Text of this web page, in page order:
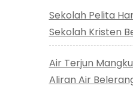
Sekolah Pelita
Sekolah Kristen
Air Terjun
Aliran Air